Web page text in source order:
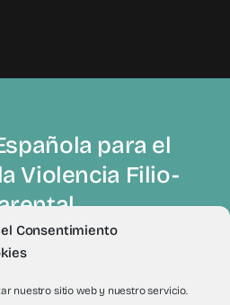
Consentimiento
nuestro sitio web y nuestro servicio.
para el
Violencia Filio-